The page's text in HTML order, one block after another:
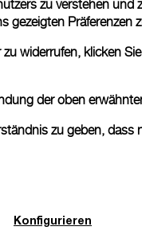
zu verstehen und
gezeigten Präferenzen
widerrufen, klicken
der oben
zu geben,
Konfigurieren